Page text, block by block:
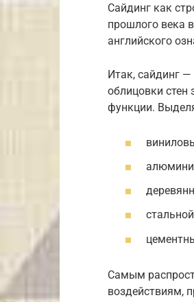
Сайдинг как
прошлого века
английского
Итак, сайдинг
облицовки
функции.
Самым
воздействиям,